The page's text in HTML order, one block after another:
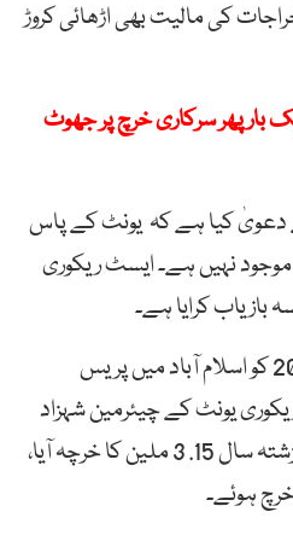
کی مالیت بھی اڑھائی کروڑ
بار پھر سرکاری خرچ پر جھوٹ
دعویٰ کیا ہے کہ یونٹ کے پاس
موجود نہیں ہے۔ ایسٹ ریکوری
کرایا ہے۔
خیال رہے کہ 13 دسمبر 2019 کو اسلام آباد میں پریس
یونٹ کے چیئرمین شہزاد
اکبر نے کہا تھا کہ یونٹ پر گزشتہ سال 15. 3 ملین کا خرچہ آیا،